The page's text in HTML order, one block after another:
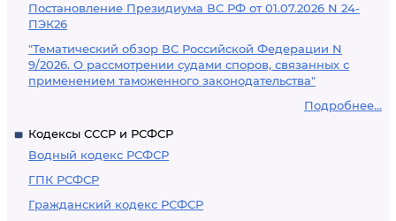
Постановление Президиума ВС РФ от 01.07.2026 N 24-
ПЭК26
"Тематический обзор ВС Российской Федерации N
9/2026. О рассмотрении судами споров, связанных с
применением таможенного законодательства"
Подробнее...
Кодексы СССР и РСФСР
Водный кодекс РСФСР
ГПК РСФСР
Гражданский кодекс РСФСР